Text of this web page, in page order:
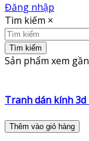
Đăng nhập
Tìm kiếm ×
Tìm kiếm
Sản phẩm xem
Tranh dán kính
Thêm vào giỏ hàng